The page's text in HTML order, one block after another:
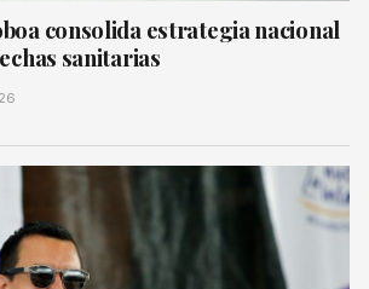
consolida estrategia nacional
sanitarias